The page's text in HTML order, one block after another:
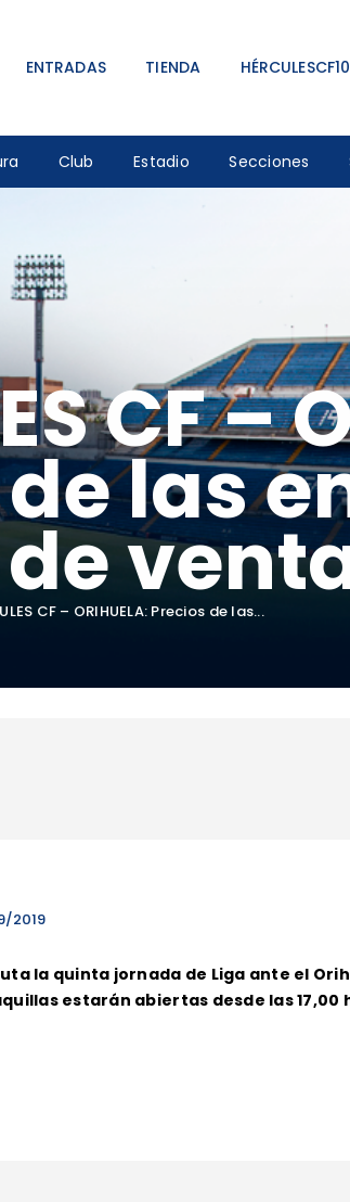
ENTRADAS TIENDA
Club Estadio Secciones
CF –
las
CF – ORIHUELA: Precios de las...
TIENDA
2019
la quinta jornada de Liga ante el
estarán abiertas desde las